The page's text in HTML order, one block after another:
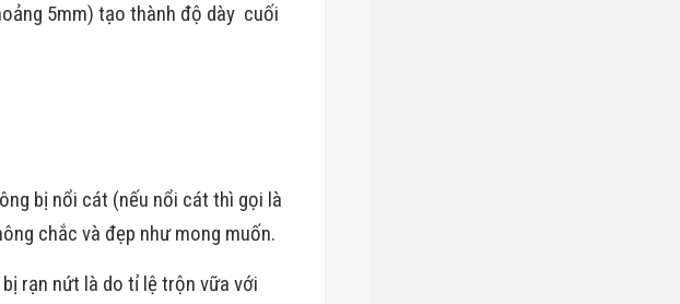
5mm) tạo thành độ dày cuối
bị nổi cát (nếu nổi cát thì gọi là
chắc và đẹp như mong muốn.
rạn nứt là do tỉ lệ trộn vữa với